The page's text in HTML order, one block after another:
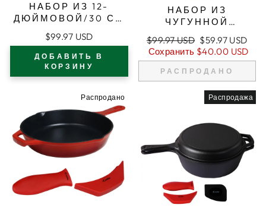
НАБОР ИЗ 12-
ДЮЙМОВОЙ/30 СМ
СКОВОРОДЫ ИЗ
ЧУГУНА С
ДВОЙНЫМИ
РУЧКАМИ,
ЖАРОВНЯ,
ПРИХВАТКИ
(ОЧЕНЬ ГЛУБОКАЯ)
$99.97 USD
ДОБАВИТЬ В
КОРЗИНУ
НАБОР ИЗ
ЧУГУННОЙ
СКОВОРОДЫ 15,75
ДЮЙМА (40 СМ) С
ДВУМЯ ПЕТЛЯМИ
ДЛЯ ЗАХВАТА,
ЖАРОВНЯ,
СИЛИКОНОВЫЕ
ПРИХВАТКИ
Обычная
цена
$99.97 USD Цена
продажи
$59.97 USD
Сохранить $40.00 USD
РАСПРОДАНО
Распродано Распродажа